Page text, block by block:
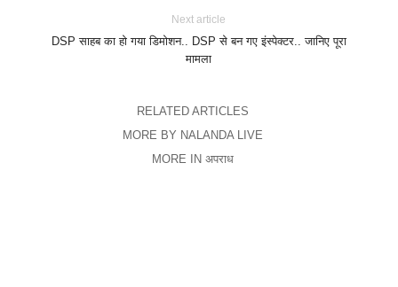
Next article
DSP साहब का हो गया डिमोशन.. DSP से बन गए इंस्पेक्टर.. जानिए पूरा
मामला
RELATED ARTICLES
MORE BY NALANDA LIVE
MORE IN अपराध